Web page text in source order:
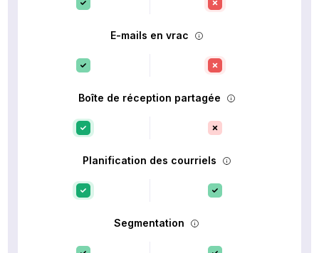
E-mails en vrac
Boîte de réception partagée
Planification des courriels
Segmentation